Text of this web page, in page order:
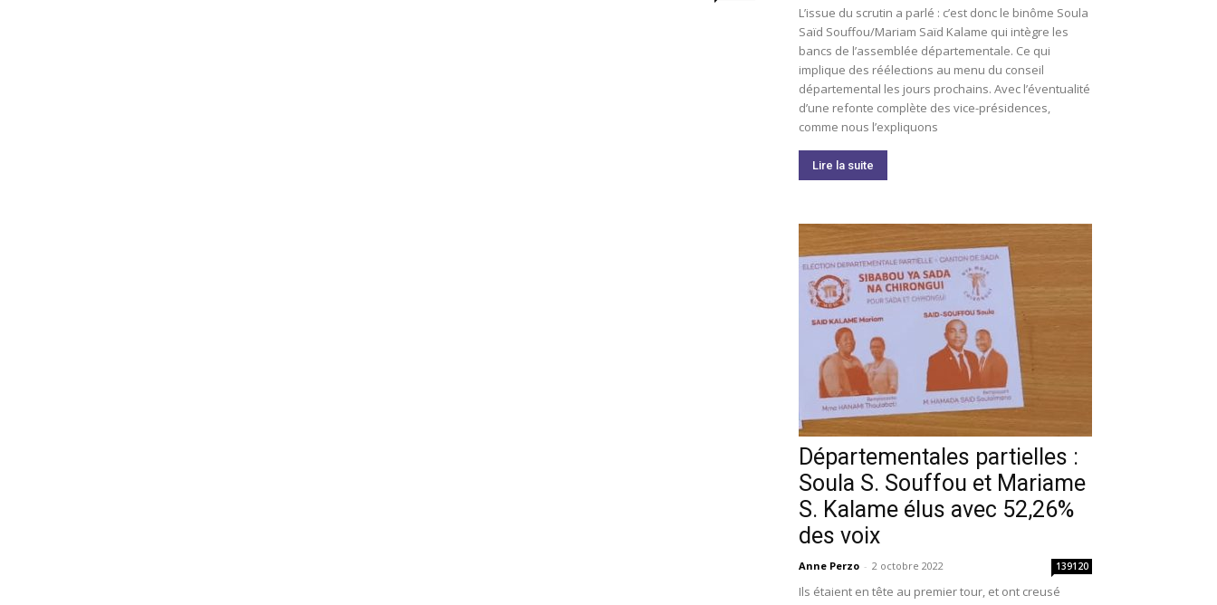
L’issue du scrutin a parlé : c’est donc le binôme Soula
Saïd Souffou/Mariam Saïd Kalame qui intègre les
bancs de l’assemblée départementale. Ce qui
implique des réélections au menu du conseil
départemental les jours prochains. Avec l’éventualité
d’une refonte complète des vice-présidences,
comme nous l’expliquons
Lire la suite
Départementales partielles :
Soula S. Souffou et Mariame
S. Kalame élus avec 52,26%
des voix
Anne Perzo - 2 octobre 2022 139120
Ils étaient en tête au premier tour, et ont creusé